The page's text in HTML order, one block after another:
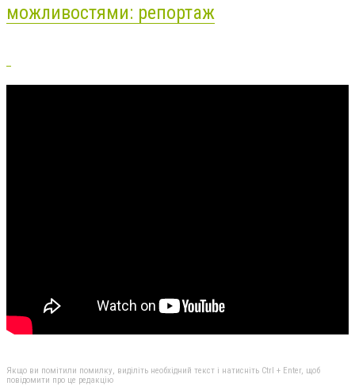
можливостями: репортаж
Якщо ви помітили помилку, виділіть необхідний текст і натисніть Ctrl + Enter, щоб
повідомити про це редакцію